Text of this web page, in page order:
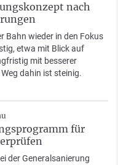
nach
Bahn wieder in den Fokus
etwa mit Blick auf
mit besserer
dahin ist steinig.
für
der Generalsanierung